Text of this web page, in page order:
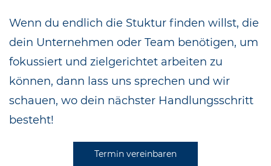
Wenn du endlich die Stuktur finden willst, die
dein Unternehmen oder Team benötigen, um
fokussiert und zielgerichtet arbeiten zu
können, dann lass uns sprechen und wir
schauen, wo dein nächster Handlungsschritt
besteht!
Termin vereinbaren